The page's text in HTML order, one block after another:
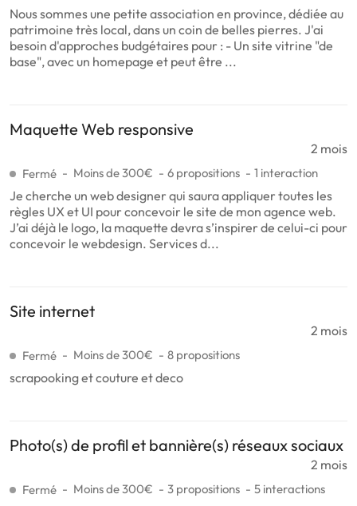
Nous sommes une petite association en province, dédiée au
patrimoine très local, dans un coin de belles pierres. J'ai
besoin d'approches budgétaires pour : - Un site vitrine "de
base", avec un homepage et peut être ...
Maquette Web responsive
2 mois
Fermé Moins de 300€ 6 propositions 1 interaction
Je cherche un web designer qui saura appliquer toutes les
règles UX et UI pour concevoir le site de mon agence web.
J’ai déjà le logo, la maquette devra s’inspirer de celui-ci pour
concevoir le webdesign. Services d...
Site internet
2 mois
Fermé Moins de 300€ 8 propositions
scrapooking et couture et deco
Photo(s) de profil et bannière(s) réseaux sociaux
2 mois
Fermé Moins de 300€ 3 propositions 5 interactions